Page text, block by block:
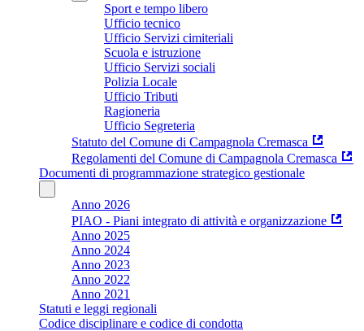
Sport e tempo libero
Ufficio tecnico
Ufficio Servizi cimiteriali
Scuola e istruzione
Ufficio Servizi sociali
Polizia Locale
Ufficio Tributi
Ragioneria
Ufficio Segreteria
Statuto del Comune di Campagnola Cremasca
Regolamenti del Comune di Campagnola Cremasca
Documenti di programmazione strategico gestionale
Anno 2026
PIAO - Piani integrato di attività e organizzazione
Anno 2025
Anno 2024
Anno 2023
Anno 2022
Anno 2021
Statuti e leggi regionali
Codice disciplinare e codice di condotta